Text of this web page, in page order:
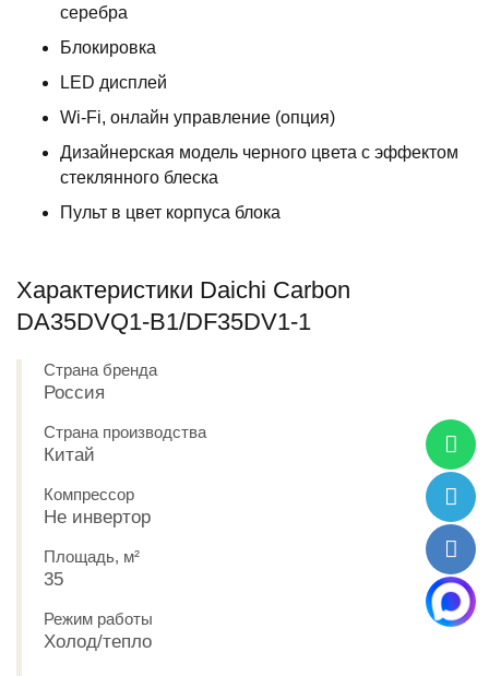
серебра
Блокировка
LED дисплей
Wi-Fi, онлайн управление (опция)
Дизайнерская модель черного цвета с эффектом
стеклянного блеска
Пульт в цвет корпуса блока
Характеристики Daichi Carbon
DA35DVQ1-B1/DF35DV1-1
Страна бренда
Россия
Страна производства
Китай
Компрессор
Не инвертор
Площадь, м²
35
Режим работы
Холод/тепло